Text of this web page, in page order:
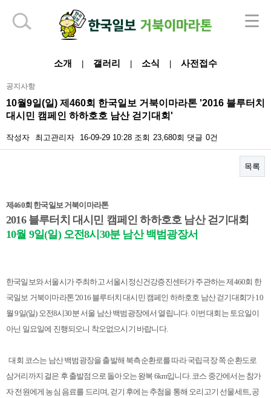
소개 갤러리 소식 사전접수
공지사항
10월9일(일) 제460회 한국일보 거북이마라톤 '2016 블루터치
대시민 캠페인 하하호호 남산 걷기대회'
작성자 최고관리자 16-09-29 10:28 조회 23,680회 댓글 0건
목록
본문
제460회 한국일보 거북이마라톤
2016 블루터치 대시민 캠페인 하하호호 남산 걷기대회
10월 9일(일) 오전8시30분 남산 백범광장서
한국일보와 서울시가 주최하고 서울시정신건강증진센터가 주관하는 제460회 한
국일보 거북이마라톤 '2016 블루터치 대시민 캠페인 하하호호 남산 걷기대회'가 10
월 9일(일) 오전8시30분 서울 남산 백범광장에서 열립니다. 이번 대회는 토요일이
아닌 일요일에 진행되오니 착오없으시기 바랍니다.
대회 코스는 남산 백범광장을 출발해 북측순환로를 따라 국립극장 쪽 순환도로
삼거리까지 걸은 후 출발점으로 돌아오는 왕복 6km입니다. 코스 중간에서는 참가
자 전원에게 농심 음료를 드리며, 걷기 후에는 추첨을 통해 오리고기 선물세트, 공
하단 영역